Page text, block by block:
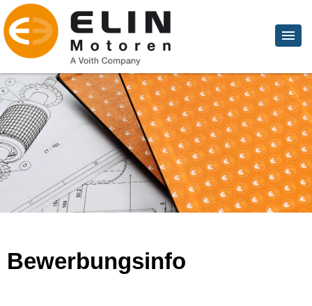
Bewerbungsinfo